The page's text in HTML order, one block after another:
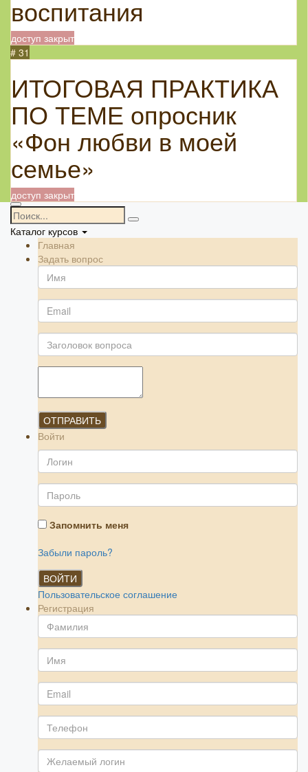
воспитания
доступ закрыт
# 31
ИТОГОВАЯ ПРАКТИКА
ПО ТЕМЕ опросник
«Фон любви в моей
семье»
доступ закрыт
Каталог курсов
Главная
Задать вопрос
ОТПРАВИТЬ
Войти
Запомнить меня
Забыли пароль?
ВОЙТИ
Пользовательское соглашение
Регистрация